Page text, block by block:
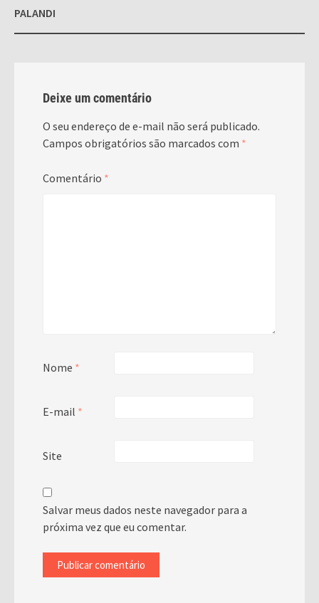
PALANDI
Deixe um comentário
O seu endereço de e-mail não será publicado.
Campos obrigatórios são marcados com *
Comentário *
Nome *
E-mail *
Site
Salvar meus dados neste navegador para a
próxima vez que eu comentar.